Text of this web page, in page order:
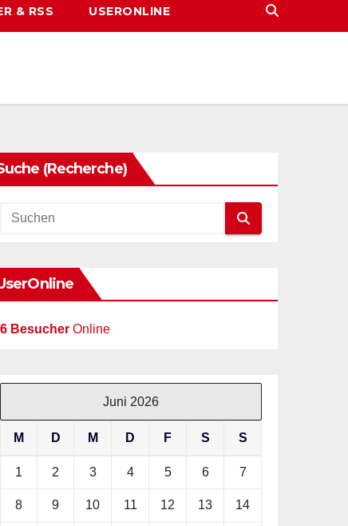
& RSS USERONLINE
(Recherche)
6 Besucher Online
Juni 2026
M D M D F S S
1 2 3 4 5 6 7
8 9 10 11 12 13 14